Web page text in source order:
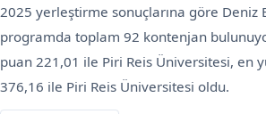
2025 yerleştirme sonuçlarına göre Deniz
programda toplam 92 kontenjan
puan 221,01 ile Piri Reis Üniversitesi, en
376,16 ile Piri Reis Üniversitesi oldu.